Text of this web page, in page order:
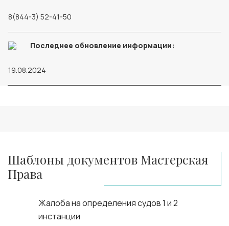
8(844-3) 52-41-50
Последнее обновление информации:
19.08.2024
Шаблоны документов Мастерская
Права
Жалоба на определения судов 1 и 2
инстанции